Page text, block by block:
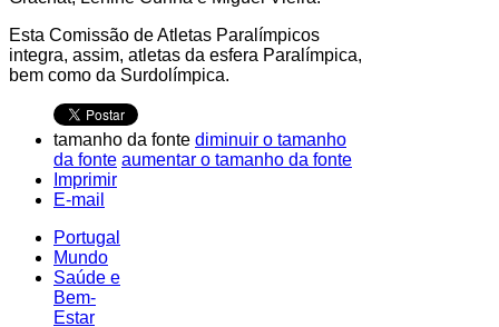
Esta Comissão de Atletas Paralímpicos
integra, assim, atletas da esfera Paralímpica,
bem como da Surdolímpica.
tamanho da fonte diminuir o tamanho
da fonte aumentar o tamanho da fonte
Imprimir
E-mail
Portugal
Mundo
Saúde e
Bem-
Estar